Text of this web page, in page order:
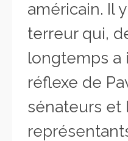
américain. Il
terreur qui,
longtemps a
réflexe de
sénateurs et